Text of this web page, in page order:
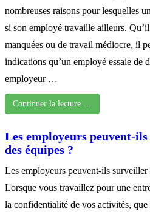
nombreuses raisons pour lesquelles
si son employé travaille ailleurs. Qu’il
manquées ou de travail médiocre, il
indications qu’un employé essaie de
employeur …
Continuer la lecture …
Les employeurs peuvent-
des équipes ?
Les employeurs peuvent-ils surveiller
Lorsque vous travaillez pour une
la confidentialité de vos activités,